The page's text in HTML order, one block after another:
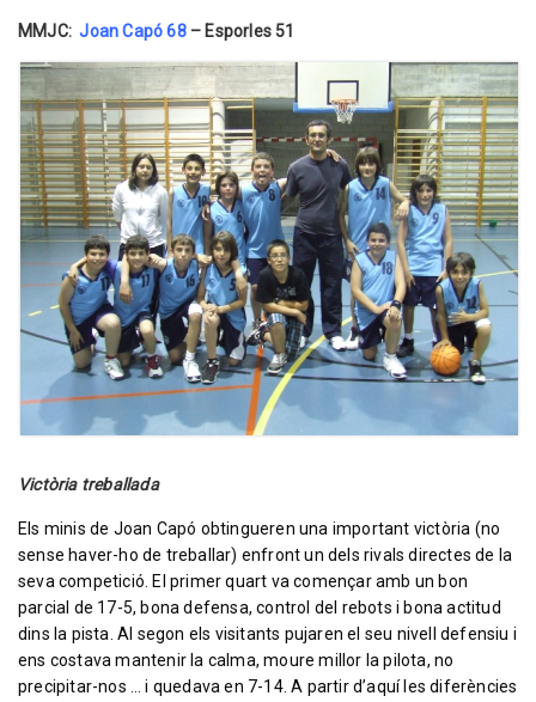
MMJC:Joan Capó 68– Esporles 51
Victòria treballada
Els minis de Joan Capó obtingueren una important victòria (no
sense haver-ho de treballar) enfront un dels rivals directes de la
seva competició. El primer quart va començar amb un bon
parcial de 17-5, bona defensa, control del rebots i bona actitud
dins la pista. Al segon els visitants pujaren el seu nivell defensiu i
ens costava mantenir la calma, moure millor la pilota, no
precipitar-nos … i quedava en 7-14. A partir d’aquí les diferències